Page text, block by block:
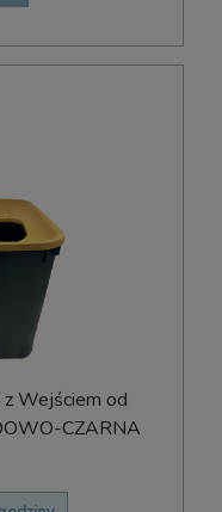
Wejściem od
CZARNA